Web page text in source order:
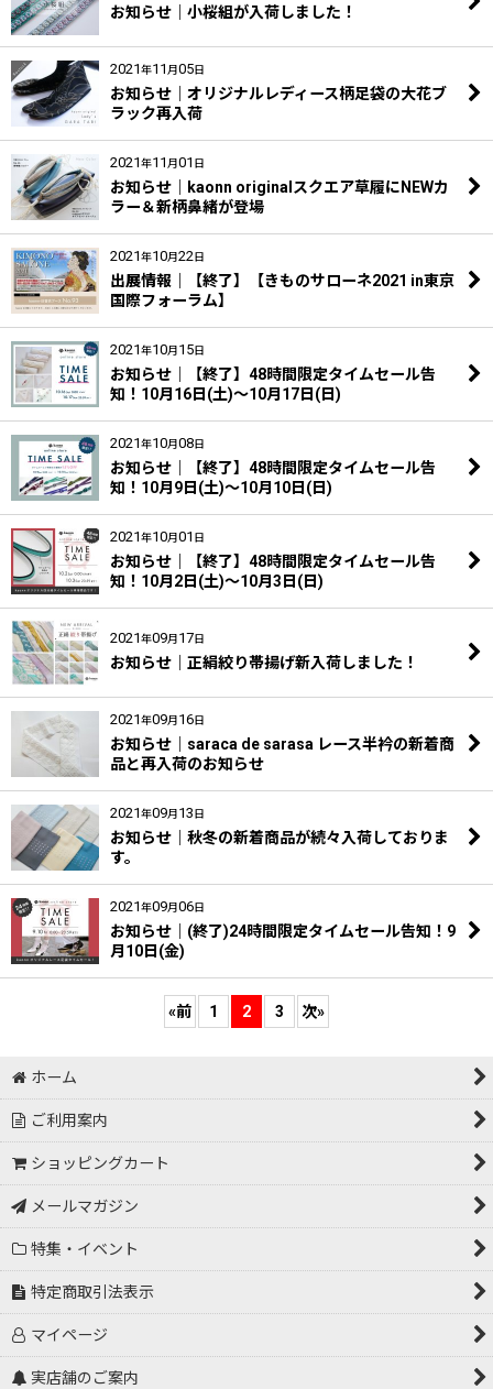
お知らせ｜小桜組が入荷しました！
2021年11 月05日
お知らせ｜オリジナルレディース柄足袋の大花ブ
ラック再入荷
2021年11 月01 日
お知らせ｜kaonn originalスクエア草履にNEWカ
ラー＆新柄鼻緒が登場
2021年10月22 日
出展情報｜【終了】【きものサローネ2021 in東京
国際フォーラム】
2021年10月 15日
お知らせ｜【終了】48時間限定タイムセール告
知！10月16日(土)～10月17日(日)
2021年10月08日
お知らせ｜【終了】48時間限定タイムセール告
知！10月9日(土)～10月10日(日)
2021年10月01 日
お知らせ｜【終了】48時間限定タイムセール告
知！10月2日(土)～10月3日(日)
2021年09月 17日
お知らせ｜正絹絞り帯揚げ新入荷しました！
2021年09月 16日
お知らせ｜saraca de sarasa レース半衿の新着商
品と再入荷のお知らせ
2021年09月 13 日
お知らせ｜秋冬の新着商品が続々入荷しておりま
す。
2021年09月06日
お知らせ｜(終了)24時間限定タイムセール告知！9
月10日(金)
«前 1 2 3 次»
ホーム
ご利用案内
ショッピングカート
メールマガジン
特集・イベント
特定商取引法表示
マイページ
実店舗のご案内